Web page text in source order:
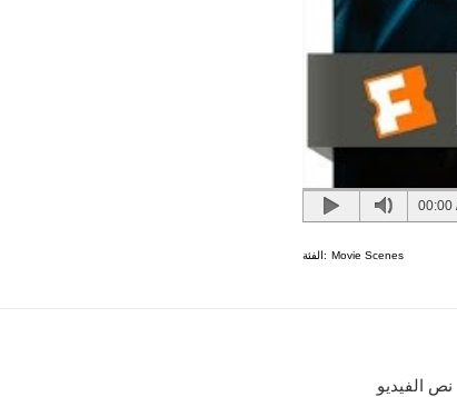
00:00
الفئة: Movie Scenes
نص الفيديو